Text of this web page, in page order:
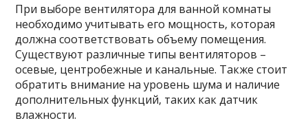
При выборе вентилятора для ванной комнаты
необходимо учитывать его мощность‚ которая
должна соответствовать объему помещения.
Существуют различные типы вентиляторов –
осевые‚ центробежные и канальные. Также стоит
обратить внимание на уровень шума и наличие
дополнительных функций‚ таких как датчик
влажности.